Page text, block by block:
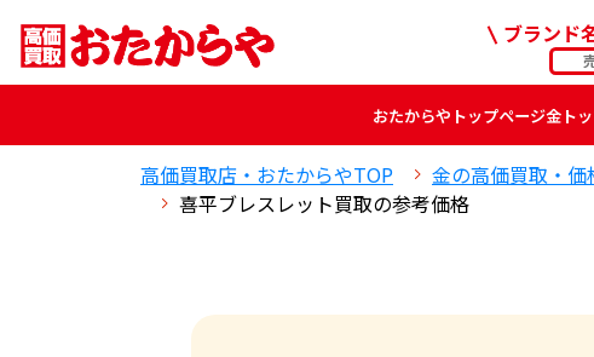
ブランド
おたからや トップページ金 ト
高価買取店・おたからやTOP 金の高価買取・価
喜平ブレスレット買取の参考価格